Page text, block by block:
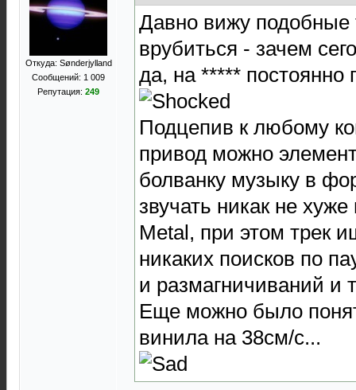
Откуда: Sønderjylland
Сообщений: 1 009
Репутация: 249
Давно вижу подобные
врубиться - зачем
да, на ***** постоянно
Подцепив к любому
привод можно
болванку музыку в
звучать никак не
Metal, при этом трек
никаких поисков по
и размагничиваний и
Еще можно было
винила на 38см/с...